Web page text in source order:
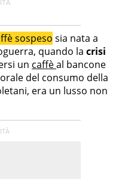
sospeso sia nata a
quando la crisi
un caffèal bancone
del consumo della
era un lusso non